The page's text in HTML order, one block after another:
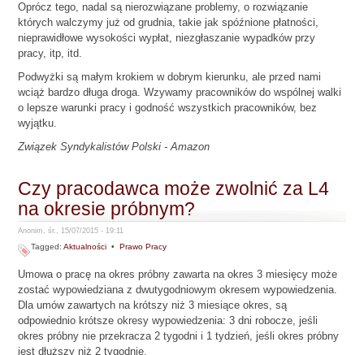
Oprócz tego, nadal są nierozwiązane problemy, o rozwiązanie
których walczymy już od grudnia, takie jak spóźnione płatności,
nieprawidłowe wysokości wypłat, niezgłaszanie wypadków przy
pracy, itp, itd.
Podwyżki są małym krokiem w dobrym kierunku, ale przed nami
wciąż bardzo długa droga. Wzywamy pracowników do wspólnej walki
o lepsze warunki pracy i godność wszystkich pracowników, bez
wyjątku.
Związek Syndykalistów Polski - Amazon
Czy pracodawca może zwolnić za L4
na okresie próbnym?
Anonim, śr., 15/07/2015 - 19:11
Tagged:Aktualności •Prawo Pracy
Umowa o pracę na okres próbny zawarta na okres 3 miesięcy może
zostać wypowiedziana z dwutygodniowym okresem wypowiedzenia.
Dla umów zawartych na krótszy niż 3 miesiące okres, są
odpowiednio krótsze okresy wypowiedzenia: 3 dni robocze, jeśli
okres próbny nie przekracza 2 tygodni i 1 tydzień, jeśli okres próbny
jest dłuższy niż 2 tygodnie.